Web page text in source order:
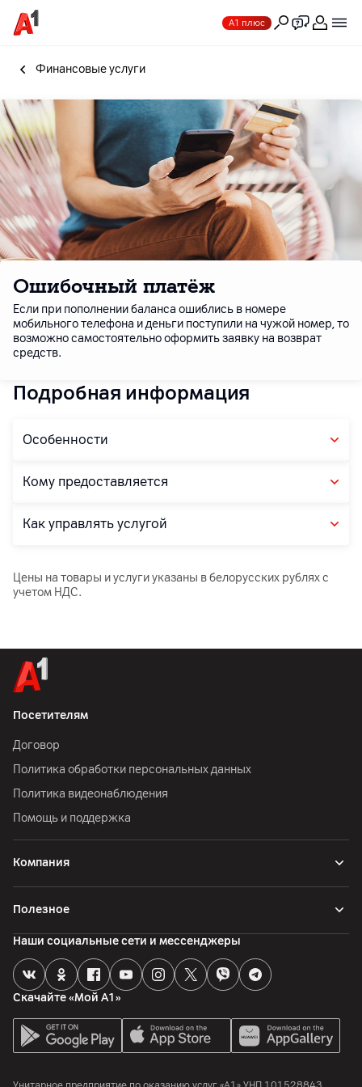
А1 плюс
Финансовые услуги
Ошибочный платёж
Если при пополнении баланса ошиблись в номере
мобильного телефона и деньги поступили на чужой номер, то
возможно самостоятельно оформить заявку на возврат
средств.
Подробная информация
Особенности
Кому предоставляется
Как управлять услугой
Цены на товары и услуги указаны в белорусских рублях с
учетом НДС.
Посетителям
Договор
Политика обработки персональных данных
Политика видеонаблюдения
Помощь и поддержка
Компания
Полезное
Скачайте «Мой А1»
Наши социальные сети и мессенджеры